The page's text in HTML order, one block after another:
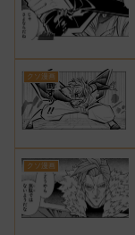
クソ漫画
クソ漫画